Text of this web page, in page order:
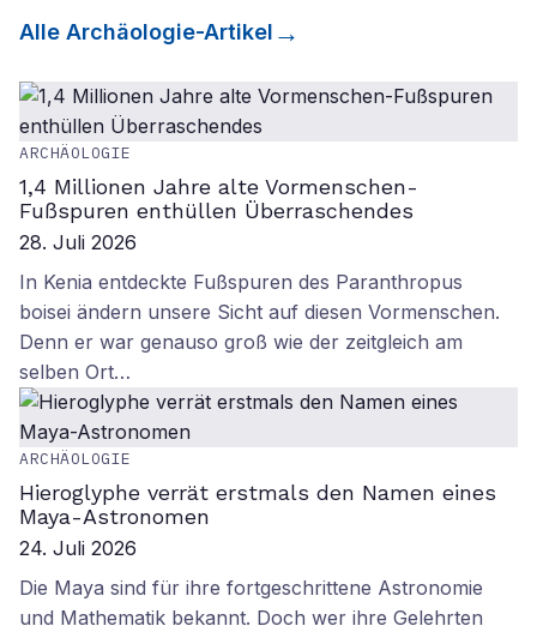
Alle Archäologie-Artikel
ARCHÄOLOGIE
1,4 Millionen Jahre alte Vormenschen-
Fußspuren enthüllen Überraschendes
28. Juli 2026
In Kenia entdeckte Fußspuren des Paranthropus
boisei ändern unsere Sicht auf diesen Vormenschen.
Denn er war genauso groß wie der zeitgleich am
selben Ort…
ARCHÄOLOGIE
Hieroglyphe verrät erstmals den Namen eines
Maya-Astronomen
24. Juli 2026
Die Maya sind für ihre fortgeschrittene Astronomie
und Mathematik bekannt. Doch wer ihre Gelehrten